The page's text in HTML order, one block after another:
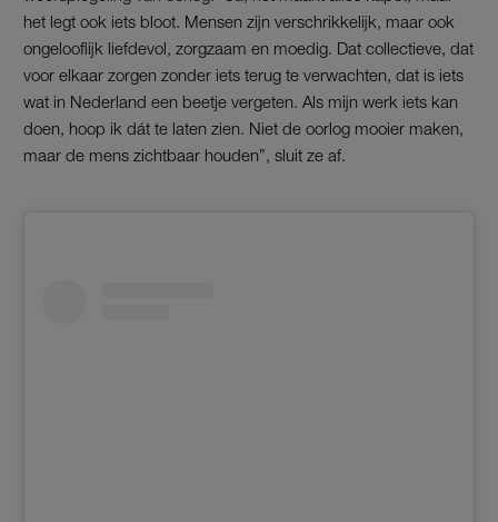
het legt ook iets bloot. Mensen zijn verschrikkelijk, maar ook
ongelooflijk liefdevol, zorgzaam en moedig. Dat collectieve, dat
voor elkaar zorgen zonder iets terug te verwachten, dat is iets
wat in Nederland een beetje vergeten. Als mijn werk iets kan
doen, hoop ik dát te laten zien. Niet de oorlog mooier maken,
maar de mens zichtbaar houden”, sluit ze af.